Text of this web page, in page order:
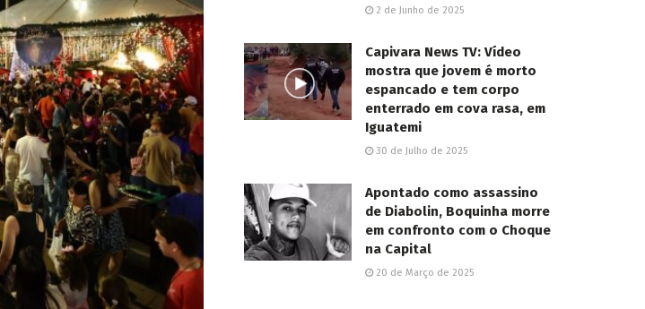
2 de Junho de 2025
Capivara News TV: Vídeo
mostra que jovem é morto
espancado e tem corpo
enterrado em cova rasa, em
Iguatemi
30 de Julho de 2025
Apontado como assassino
de Diabolin, Boquinha morre
em confronto com o Choque
na Capital
20 de Março de 2025